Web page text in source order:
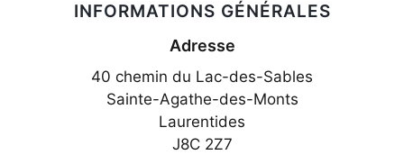
INFORMATIONS GÉNÉRALES
Adresse
40 chemin du Lac-des-Sables
Sainte-Agathe-des-Monts
Laurentides
J8C 2Z7